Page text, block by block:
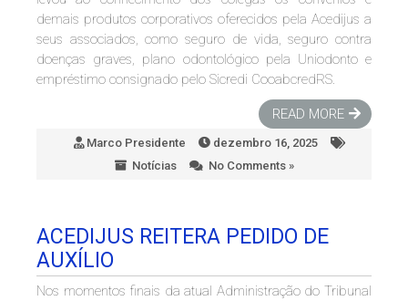
demais produtos corporativos oferecidos pela Acedijus a
seus associados, como seguro de vida, seguro contra
doenças graves, plano odontológico pela Uniodonto e
empréstimo consignado pelo Sicredi CooabcredRS.
READ MORE
Marco Presidente
dezembro 16, 2025
Notícias
No Comments »
ACEDIJUS REITERA PEDIDO DE
AUXÍLIO
Nos momentos finais da atual Administração do Tribunal